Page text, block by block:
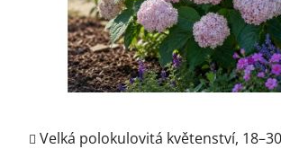
Velká polokulovitá květenství,